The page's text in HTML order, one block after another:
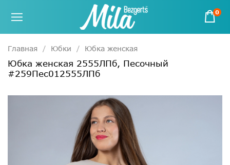
0
Главная Юбки Юбка женская
Юбка женская 2555ЛПб, Песочный
#259Пес012555ЛПб